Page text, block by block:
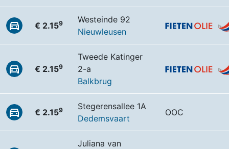
€ 2.159
Westeinde 92
Nieuwleusen
€ 2.159
Tweede Katinger
2-a
Balkbrug
€ 2.159
Stegerensallee 1A
Dedemsvaart
OOC
Juliana van